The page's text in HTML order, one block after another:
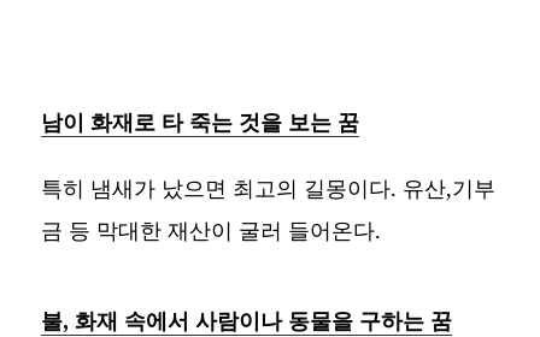
남이 화재로 타 죽는 것을 보는 꿈
특히 냄새가 났으면 최고의 길몽이다. 유산,기부
금 등 막대한 재산이 굴러 들어온다.
불, 화재 속에서 사람이나 동물을 구하는 꿈